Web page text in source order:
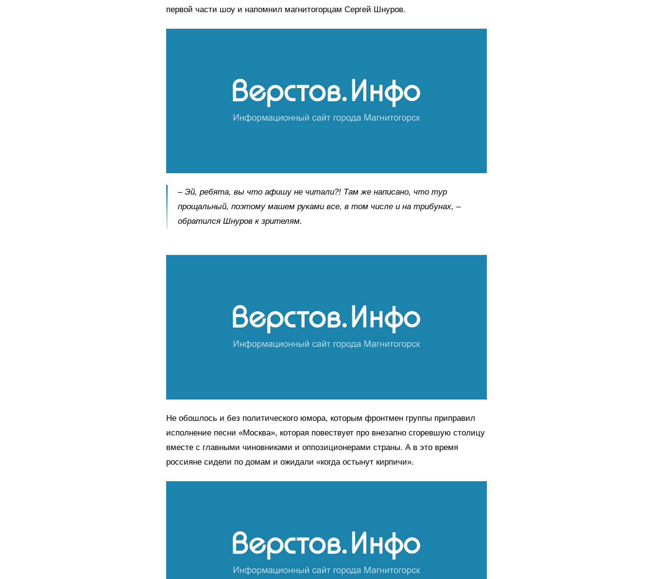
первой части шоу и напомнил магнитогорцам Сергей Шнуров.
– Эй, ребята, вы что афишу не читали?! Там же написано, что тур
прощальный, поэтому машем руками все, в том числе и на трибунах, –
обратился Шнуров к зрителям.
Не обошлось и без политического юмора, которым фронтмен группы приправил
исполнение песни «Москва», которая повествует про внезапно сгоревшую столицу
вместе с главными чиновниками и оппозиционерами страны. А в это время
россияне сидели по домам и ожидали «когда остынут кирпичи».